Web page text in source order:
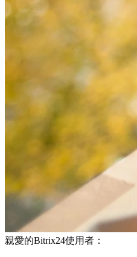
親愛的Bitrix24使用者：